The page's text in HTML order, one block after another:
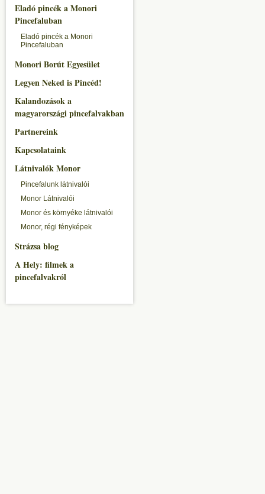
Eladó pincék a Monori
Pincefaluban
Eladó pincék a Monori
Pincefaluban
Monori Borút Egyesület
Legyen Neked is Pincéd!
Kalandozások a
magyarországi pincefalvakban
Partnereink
Kapcsolataink
Látnivalók Monor
Pincefalunk látnivalói
Monor Látnivalói
Monor és környéke látnivalói
Monor, régi fényképek
Strázsa blog
A Hely: filmek a
pincefalvakról